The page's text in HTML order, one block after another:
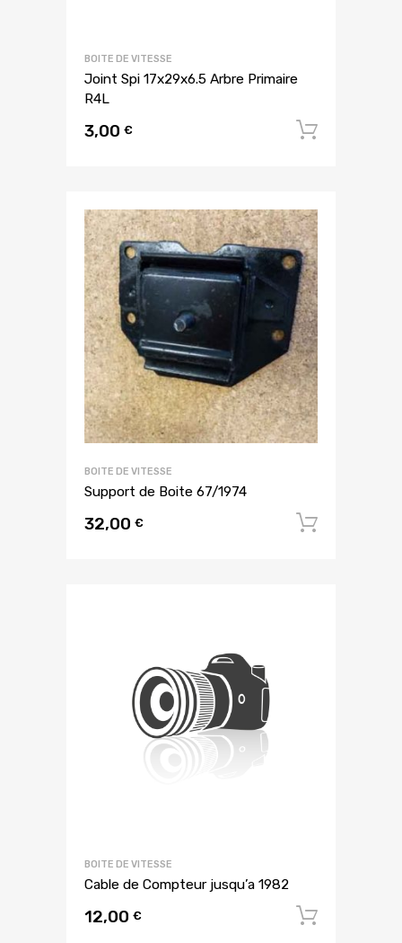
BOITE DE VITESSE
Joint Spi 17x29x6.5 Arbre Primaire
R4L
3,00 €
BOITE DE VITESSE
Support de Boite 67/1974
32,00 €
BOITE DE VITESSE
Cable de Compteur jusqu’a 1982
12,00 €